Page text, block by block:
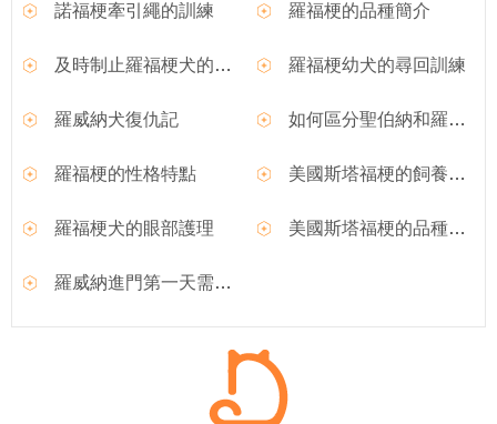
諾福梗牽引繩的訓練 羅福梗的品種簡介
及時制止羅福梗犬的錯誤行為 羅福梗幼犬的尋回訓練
羅威納犬復仇記 如何區分聖伯納和羅威納
羅福梗的性格特點 美國斯塔福梗的飼養要點
羅福梗犬的眼部護理 美國斯塔福梗的品種簡介
羅威納進門第一天需注意事項